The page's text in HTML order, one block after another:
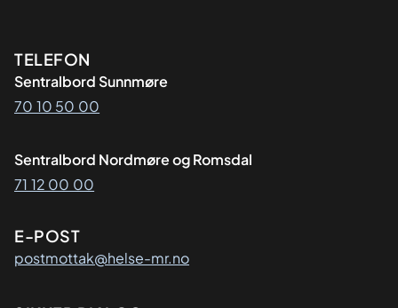
Kontaktinformasjon
TELEFON
Sentralbord Sunnmøre
70 10 50 00
Sentralbord Nordmøre og Romsdal
71 12 00 00
E-POST
postmottak@helse-mr.no